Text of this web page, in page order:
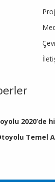
2020’de
Temel